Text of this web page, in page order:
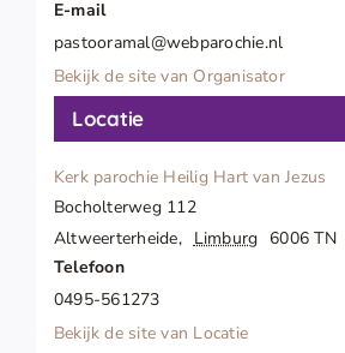
Locatie
Kerk parochie Heilig Hart van Jezus
Bocholterweg 112
Altweerterheide, Limburg 6006 TN
Telefoon
0495-561273
Bekijk de site van Locatie
E-mail
pastooramal@webparochie.nl
Bekijk de site van Organisator